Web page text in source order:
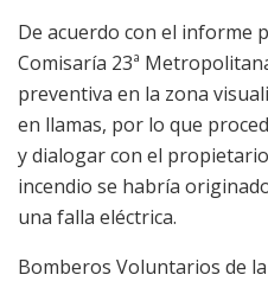
De acuerdo con el informe
Comisaría 23ª
preventiva en la zona
en llamas, por lo que
y dialogar con el
incendio se habría
una falla eléctrica.
Bomberos Voluntarios de